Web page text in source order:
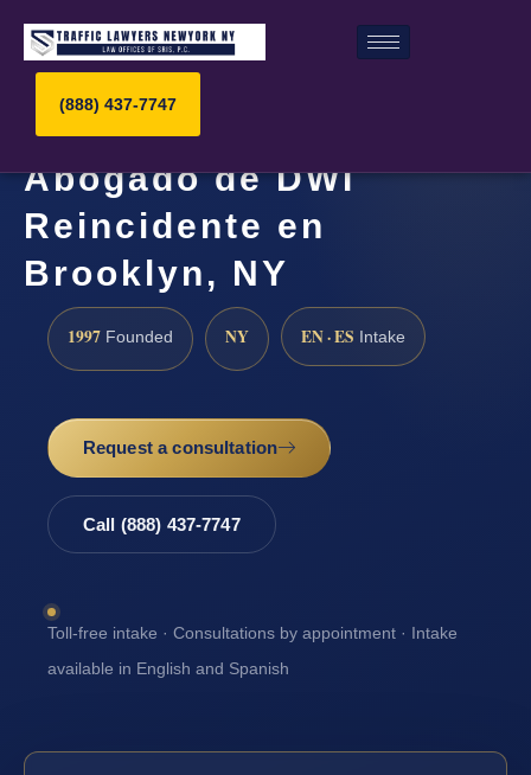
(888) 437-7747
Abogado de DWI
Reincidente en
Brooklyn, NY
1997 Founded NY EN · ES Intake
Request a consultation
Call (888) 437-7747
Toll-free intake · Consultations by appointment · Intake
available in English and Spanish